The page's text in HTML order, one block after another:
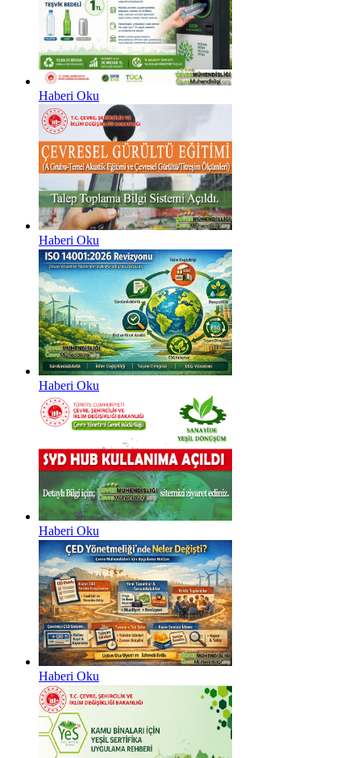
Haberi Oku
Haberi Oku
Haberi Oku
Haberi Oku
Haberi Oku